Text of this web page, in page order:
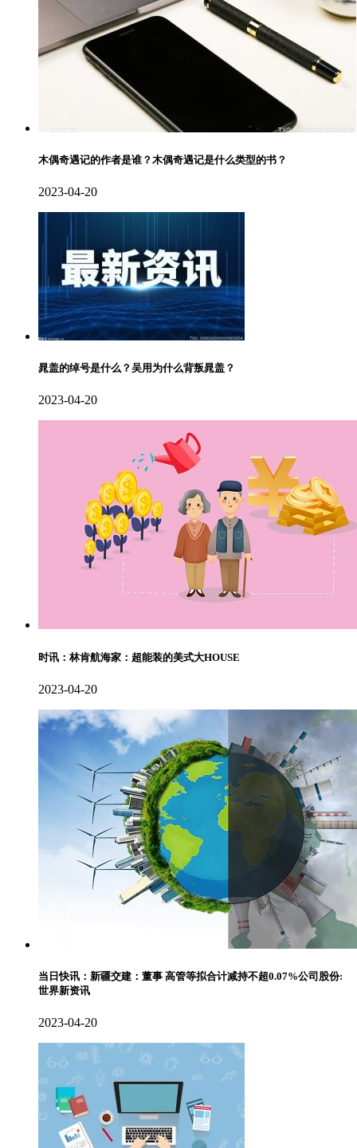
木偶奇遇记的作者是谁？木偶奇遇记是什么类型的书？
2023-04-20
晁盖的绰号是什么？吴用为什么背叛晁盖？
2023-04-20
时讯：林肯航海家：超能装的美式大HOUSE
2023-04-20
当日快讯：新疆交建：董事 高管等拟合计减持不超0.07%公司股份:
世界新资讯
2023-04-20